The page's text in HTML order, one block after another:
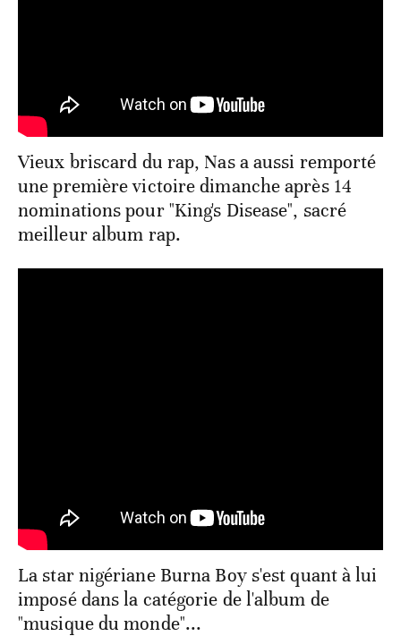
Vieux briscard du rap, Nas a aussi remporté
une première victoire dimanche après 14
nominations pour "King's Disease", sacré
meilleur album rap.
La star nigériane Burna Boy s'est quant à lui
imposé dans la catégorie de l'album de
"musique du monde"...